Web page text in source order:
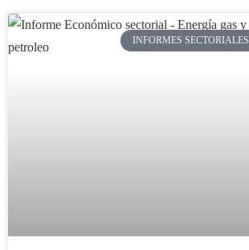
INFORMES SECTORIALES